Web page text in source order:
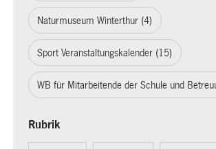
Naturmuseum Winterthur (4)
Sport Veranstaltungskalender (15)
WB für Mitarbeitende der Schule und
Rubrik